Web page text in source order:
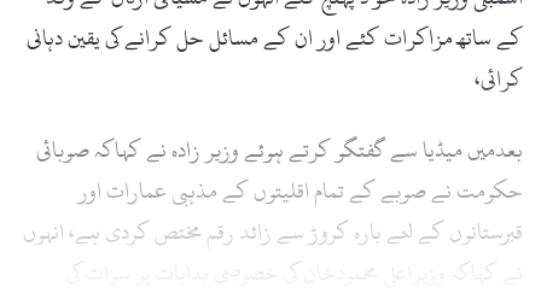
کے ساتھ مزاکرات کئے اور ان کے مسائل حل کرانے کی یقین دہانی
کرائی،
بعدمیں میڈیا سے گفتگو کرتے ہوئے وزیر زادہ نے کہاکہ صوبائی
حکومت نے صوبے کے تمام اقلیتوں کے مذہبی عمارات اور
قبرستانوں کے لئے بارہ کروڑ سے زائد رقم مختص کردی ہے، انہوں
نے کہاکہ وزیراعلی محمودخان کی خصوصی ہدایات پر سوات کی